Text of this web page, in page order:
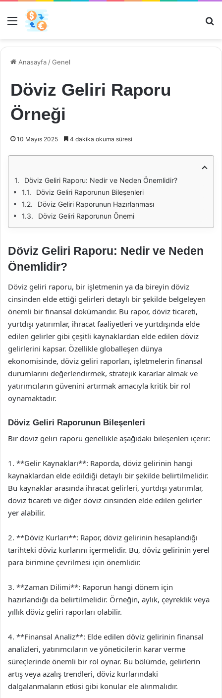
Menü
Anasayfa /Genel
Döviz Geliri Raporu
Örneği
10 Mayıs 2025 4 dakika okuma süresi
Döviz Geliri Raporu: Nedir ve Neden Önemlidir?
Döviz Geliri Raporunun Bileşenleri
Döviz Geliri Raporunun Hazırlanması
Döviz Geliri Raporunun Önemi
Döviz Geliri Raporu: Nedir ve Neden
Önemlidir?
Döviz geliri raporu, bir işletmenin ya da bireyin döviz
cinsinden elde ettiği gelirleri detaylı bir şekilde belgeleyen
önemli bir finansal dokümandır. Bu rapor, döviz ticareti,
yurtdışı yatırımlar, ihracat faaliyetleri ve yurtdışında elde
edilen gelirler gibi çeşitli kaynaklardan elde edilen döviz
gelirlerini kapsar. Özellikle globalleşen dünya
ekonomisinde, döviz geliri raporları, işletmelerin finansal
durumlarını değerlendirmek, stratejik kararlar almak ve
yatırımcıların güvenini artırmak amacıyla kritik bir rol
oynamaktadır.
Döviz Geliri Raporunun Bileşenleri
Bir döviz geliri raporu genellikle aşağıdaki bileşenleri içerir:
1. **Gelir Kaynakları**: Raporda, döviz gelirinin hangi
kaynaklardan elde edildiği detaylı bir şekilde belirtilmelidir.
Bu kaynaklar arasında ihracat gelirleri, yurtdışı yatırımlar,
döviz ticareti ve diğer döviz cinsinden elde edilen gelirler
yer alabilir.
2. **Döviz Kurları**: Rapor, döviz gelirinin hesaplandığı
tarihteki döviz kurlarını içermelidir. Bu, döviz gelirinin yerel
para birimine çevrilmesi için önemlidir.
3. **Zaman Dilimi**: Raporun hangi dönem için
hazırlandığı da belirtilmelidir. Örneğin, aylık, çeyreklik veya
yıllık döviz geliri raporları olabilir.
4. **Finansal Analiz**: Elde edilen döviz gelirinin finansal
analizleri, yatırımcıların ve yöneticilerin karar verme
süreçlerinde önemli bir rol oynar. Bu bölümde, gelirlerin
artış veya azalış trendleri, döviz kurlarındaki
dalgalanmaların etkisi gibi konular ele alınmalıdır.